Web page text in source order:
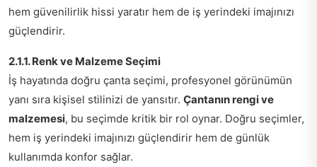
hem güvenilirlik hissi yaratır hem de iş yerindeki imajınızı
güçlendirir.
2.1.1. Renk ve Malzeme Seçimi
İş hayatında doğru çanta seçimi, profesyonel görünümün
yanı sıra kişisel stilinizi de yansıtır. Çantanın rengi ve
malzemesi, bu seçimde kritik bir rol oynar. Doğru seçimler,
hem iş yerindeki imajınızı güçlendirir hem de günlük
kullanımda konfor sağlar.